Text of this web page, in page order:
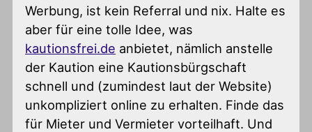
Werbung, ist kein Referral und nix. Halte es
aber für eine tolle Idee, was
kautionsfrei.de anbietet, nämlich anstelle
der Kaution eine Kautionsbürgschaft
schnell und (zumindest laut der Website)
unkompliziert online zu erhalten. Finde das
für Mieter und Vermieter vorteilhaft. Und